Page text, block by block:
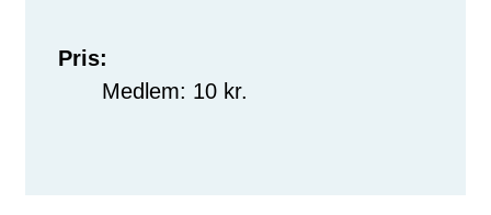
Pris:
Medlem: 10 kr.